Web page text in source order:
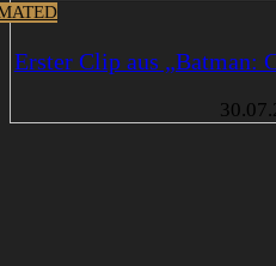
Erster Clip aus „Batman: